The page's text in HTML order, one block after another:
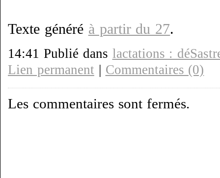
Texte généré à partir du 27.
14:41 Publié dans lactations :
Lien permanent | Commentaires (0)
Les commentaires sont fermés.